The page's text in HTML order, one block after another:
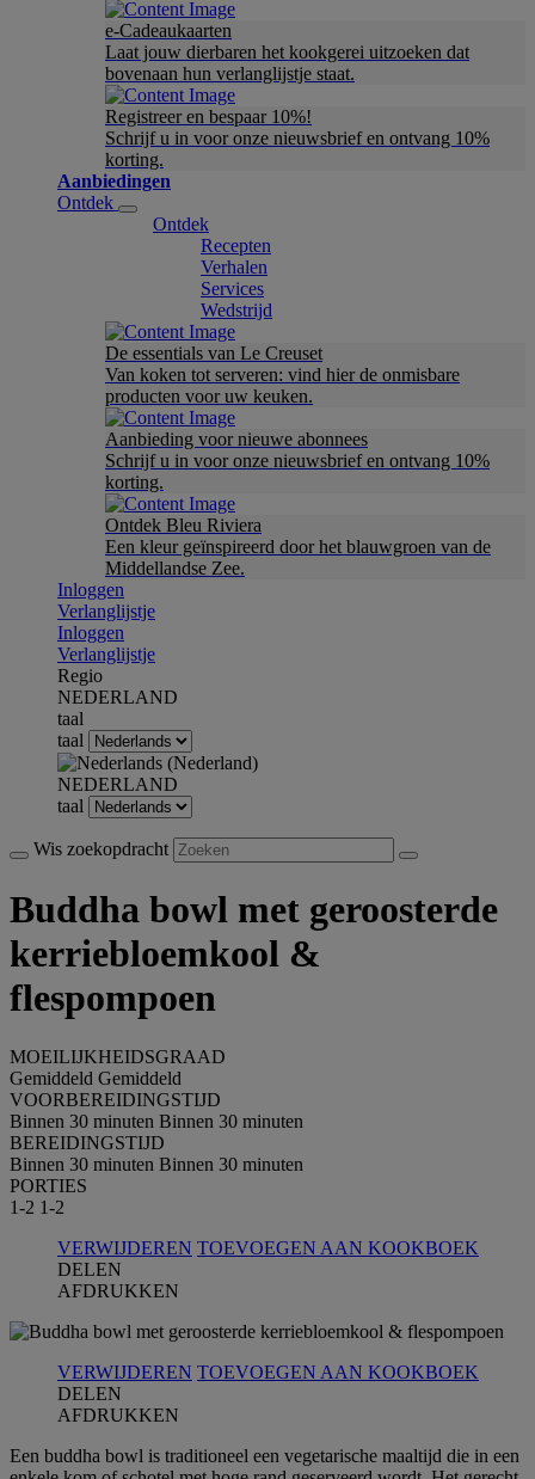
e-Cadeaukaarten
Laat jouw dierbaren het kookgerei uitzoeken dat
bovenaan hun verlanglijstje staat.
Registreer en bespaar 10%!
Schrijf u in voor onze nieuwsbrief en ontvang 10%
korting.
Aanbiedingen
Ontdek
Ontdek
Recepten
Verhalen
Services
Wedstrijd
De essentials van Le Creuset
Van koken tot serveren: vind hier de onmisbare
producten voor uw keuken.
Aanbieding voor nieuwe abonnees
Schrijf u in voor onze nieuwsbrief en ontvang 10%
korting.
Ontdek Bleu Riviera
Een kleur geïnspireerd door het blauwgroen van de
Middellandse Zee.
Inloggen
Verlanglijstje
Inloggen
Verlanglijstje
Regio
NEDERLAND
taal
taal
NEDERLAND
taal
Wis zoekopdracht
Buddha bowl met geroosterde
kerriebloemkool &
flespompoen
MOEILIJKHEIDSGRAAD
Gemiddeld Gemiddeld
VOORBEREIDINGSTIJD
Binnen 30 minuten Binnen 30 minuten
BEREIDINGSTIJD
Binnen 30 minuten Binnen 30 minuten
PORTIES
1-2 1-2
VERWIJDEREN TOEVOEGEN AAN KOOKBOEK
DELEN
AFDRUKKEN
VERWIJDEREN TOEVOEGEN AAN KOOKBOEK
DELEN
AFDRUKKEN
Een buddha bowl is traditioneel een vegetarische maaltijd die in een